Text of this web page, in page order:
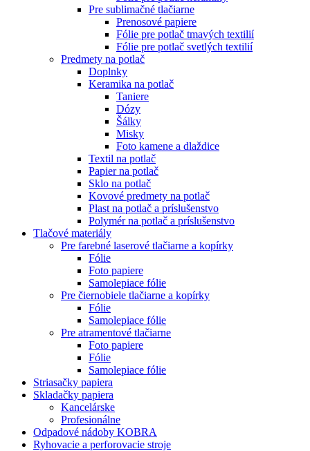
Pre sublimačné tlačiarne
Prenosové papiere
Fólie pre potlač tmavých textilií
Fólie pre potlač svetlých textilií
Predmety na potlač
Doplnky
Keramika na potlač
Taniere
Dózy
Šálky
Misky
Foto kamene a dlaždice
Textil na potlač
Papier na potlač
Sklo na potlač
Kovové predmety na potlač
Plast na potlač a príslušenstvo
Polymér na potlač a príslušenstvo
Tlačové materiály
Pre farebné laserové tlačiarne a kopírky
Fólie
Foto papiere
Samolepiace fólie
Pre čiernobiele tlačiarne a kopírky
Fólie
Samolepiace fólie
Pre atramentové tlačiarne
Foto papiere
Fólie
Samolepiace fólie
Striasačky papiera
Skladačky papiera
Kancelárske
Profesionálne
Odpadové nádoby KOBRA
Ryhovacie a perforovacie stroje